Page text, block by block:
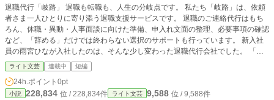
退職代行「岐路」 退職も転職も、人生の分岐点です。 私たち「岐路」は、依頼
者さま一人ひとりに寄り添う退職支援サービスです。 退職のご連絡代行はもち
ろん、休職・異動・人事面談に向けた準備、申入れ文面の整理、必要事項の確認
など、「辞める」だけでは終わらない選択のサポートも行っています。 新入社
員の雨宮ひなが入社したのは、そんな少し変わった退職代行会社でした。 「も
う無理です」と相談に来る人たちの言葉は、必ずしもそのまま“退職”を意味して
いるわけではありません。 会社を辞めたいのか。今の働き方を変えたいのか。
人間関係から離れたいのか。 それとも、ただ少し休まなければ壊れてしまうの
か。 これは、退職を代行する会社の物語であり、 人生の分岐点で立ち止まった
ライト文芸 連載中 短編
24h.ポイント 0pt
小説 228,834 位 / 228,834件 ライト文芸 9,588 位 / 9,588件